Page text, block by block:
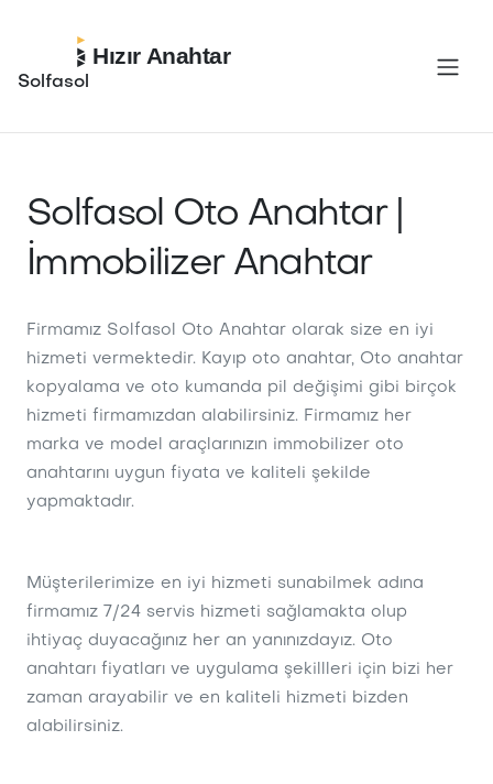
Hızır Anahtar
Solfasol
Solfasol Oto Anahtar |
İmmobilizer Anahtar
Firmamız Solfasol Oto Anahtar olarak size en iyi
hizmeti vermektedir. Kayıp oto anahtar, Oto anahtar
kopyalama ve oto kumanda pil değişimi gibi birçok
hizmeti firmamızdan alabilirsiniz. Firmamız her
marka ve model araçlarınızın immobilizer oto
anahtarını uygun fiyata ve kaliteli şekilde
yapmaktadır.
Müşterilerimize en iyi hizmeti sunabilmek adına
firmamız 7/24 servis hizmeti sağlamakta olup
ihtiyaç duyacağınız her an yanınızdayız. Oto
anahtarı fiyatları ve uygulama şekillleri için bizi her
zaman arayabilir ve en kaliteli hizmeti bizden
alabilirsiniz.